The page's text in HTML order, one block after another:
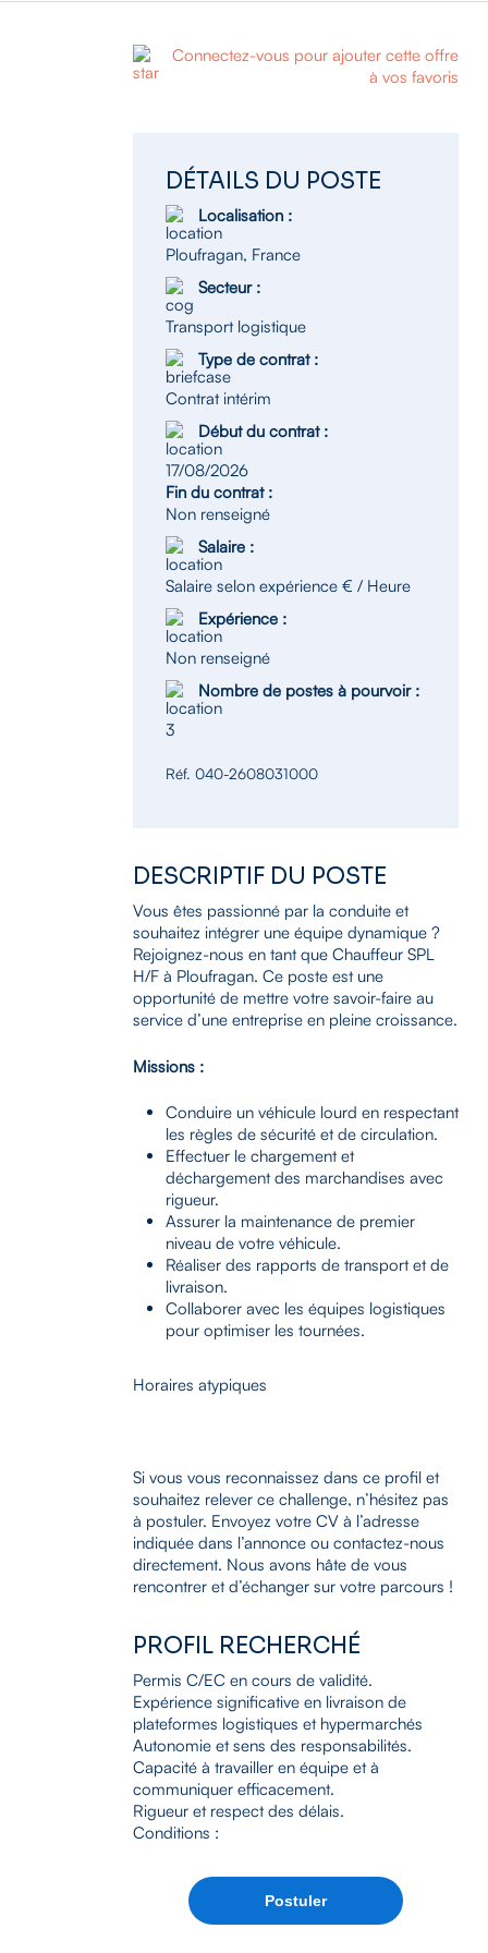
Connectez-vous pour ajouter cette offre
à vos favoris
DÉTAILS DU POSTE
Localisation :
Ploufragan, France
Secteur :
Transport logistique
Type de contrat :
Contrat intérim
Début du contrat :
17/08/2026
Fin du contrat :
Non renseigné
Salaire :
Salaire selon expérience € / Heure
Expérience :
Non renseigné
Nombre de postes à pourvoir :
3
Réf. 040-2608031000
DESCRIPTIF DU POSTE
Vous êtes passionné par la conduite et
souhaitez intégrer une équipe dynamique ?
Rejoignez-nous en tant que Chauffeur SPL
H/F à Ploufragan. Ce poste est une
opportunité de mettre votre savoir-faire au
service d’une entreprise en pleine croissance.
Missions :
Conduire un véhicule lourd en respectant
les règles de sécurité et de circulation.
Effectuer le chargement et
déchargement des marchandises avec
rigueur.
Assurer la maintenance de premier
niveau de votre véhicule.
Réaliser des rapports de transport et de
livraison.
Collaborer avec les équipes logistiques
pour optimiser les tournées.
Horaires atypiques
Si vous vous reconnaissez dans ce profil et
souhaitez relever ce challenge, n’hésitez pas
à postuler. Envoyez votre CV à l’adresse
indiquée dans l’annonce ou contactez-nous
directement. Nous avons hâte de vous
rencontrer et d’échanger sur votre parcours !
PROFIL RECHERCHÉ
Permis C/EC en cours de validité.
Expérience significative en livraison de
plateformes logistiques et hypermarchés
Autonomie et sens des responsabilités.
Capacité à travailler en équipe et à
communiquer efficacement.
Rigueur et respect des délais.
Conditions :